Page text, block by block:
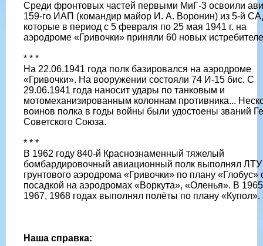
Среди фронтовых частей первыми МиГ-3 освоили
159-го ИАП (командир майор И. А. Воронин) из 5-й
которые в период с 5 февраля по 25 мая 1941 г. на
аэродроме «Гривочки» приняли 60 новых
* * *
На 22.06.1941 года полк базировался на аэродроме
«Гривочки». На вооружении состояли 74 И-15 бис. С
29.06.1941 года наносит удары по танковым и
мотомеханизированным колоннам противника...
воинов полка в годы войны были удостоены званий
Советского Союза.
* * *
В 1962 году 840-й Краснознаменный тяжелый
бомбардировочный авиационный полк выполнял ЛТУ
грунтового аэродрома «Гривочки» по плану «Глобус»
посадкой на аэродромах «Воркута», «Оленья». В
1967, 1968 годах выполнял полёты по плану «Купол».
Наша справка: